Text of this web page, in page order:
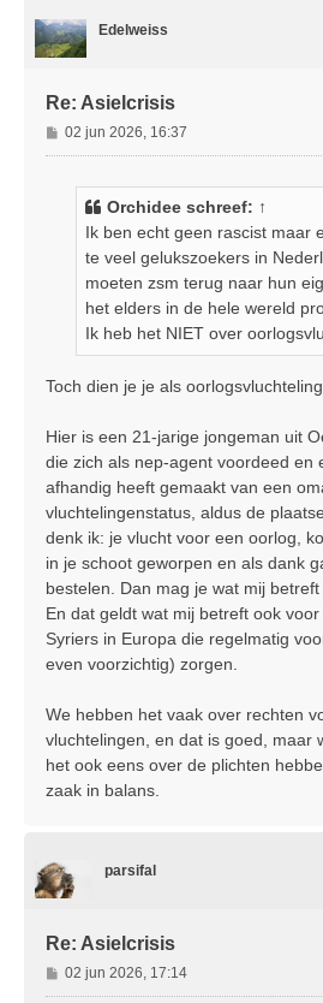
Edelweiss
Re: Asielcrisis
B
e
02 jun 2026, 16:37
Orchidee schreef: ↑
Ik ben echt geen rascist maar
te veel gelukszoekers in
moeten zsm terug naar hun
het elders in de hele wereld
Ik heb het NIET over
Toch dien je je als
Hier is een 21-jarige jongeman uit
die zich als nep-agent voordeed en
afhandig heeft gemaakt van een
vluchtelingenstatus, aldus de
denk ik: je vlucht voor een oorlog,
in je schoot geworpen en als dank
bestelen. Dan mag je wat mij betreft
En dat geldt wat mij betreft ook
Syriers in Europa die regelmatig
even voorzichtig) zorgen.
We hebben het vaak over rechten
vluchtelingen, en dat is goed, maar
het ook eens over de plichten
zaak in balans.
parsifal
Re: Asielcrisis
B
e
02 jun 2026, 17:14